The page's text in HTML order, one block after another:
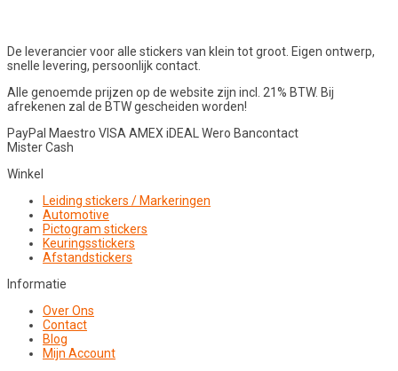
De leverancier voor alle stickers van klein tot groot. Eigen ontwerp,
snelle levering, persoonlijk contact.
Alle genoemde prijzen op de website zijn incl. 21% BTW. Bij
afrekenen zal de BTW gescheiden worden!
PayPal Maestro VISA AMEX iDEAL Wero Bancontact
Mister Cash
Winkel
Leiding stickers / Markeringen
Automotive
Pictogram stickers
Keuringsstickers
Afstandstickers
Informatie
Over Ons
Contact
Blog
Mijn Account